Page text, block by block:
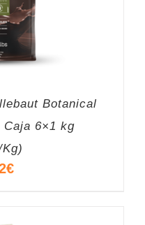
Botanical
Caja 6×1 kg
€